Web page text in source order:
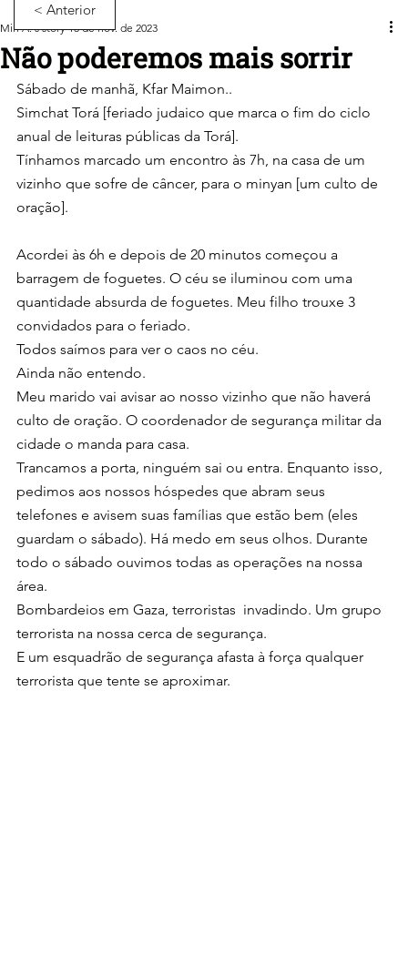
Não poderemos mais sorrir
Miri A.'s story 13 de nov. de 2023
Sábado de manhã, Kfar Maimon..
Simchat Torá [feriado judaico que marca o fim do ciclo
anual de leituras públicas da Torá].
Tínhamos marcado um encontro às 7h, na casa de um
vizinho que sofre de câncer, para o minyan [um culto de
oração].
Acordei às 6h e depois de 20 minutos começou a
barragem de foguetes. O céu se iluminou com uma
quantidade absurda de foguetes. Meu filho trouxe 3
convidados para o feriado.
Todos saímos para ver o caos no céu.
Ainda não entendo.
Meu marido vai avisar ao nosso vizinho que não haverá
culto de oração. O coordenador de segurança militar da
cidade o manda para casa.
Trancamos a porta, ninguém sai ou entra. Enquanto isso,
pedimos aos nossos hóspedes que abram seus
telefones e avisem suas famílias que estão bem (eles
guardam o sábado). Há medo em seus olhos. Durante
todo o sábado ouvimos todas as operações na nossa
área.
Bombardeios em Gaza, terroristas  invadindo. Um grupo
terrorista na nossa cerca de segurança.
E um esquadrão de segurança afasta à força qualquer
terrorista que tente se aproximar.
< Anterior